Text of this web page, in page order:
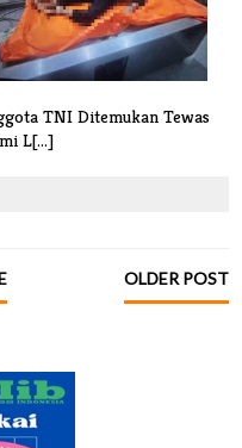
TNI Ditemukan Tewas
L[...]
OLDER POST